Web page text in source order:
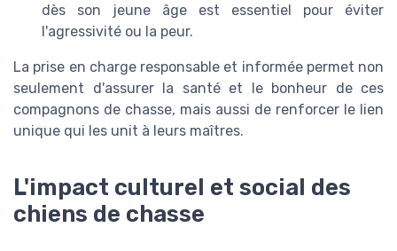
dès son jeune âge est essentiel pour éviter
l'agressivité ou la peur.
La prise en charge responsable et informée permet non
seulement d'assurer la santé et le bonheur de ces
compagnons de chasse, mais aussi de renforcer le lien
unique qui les unit à leurs maîtres.
L'impact culturel et social des
chiens de chasse